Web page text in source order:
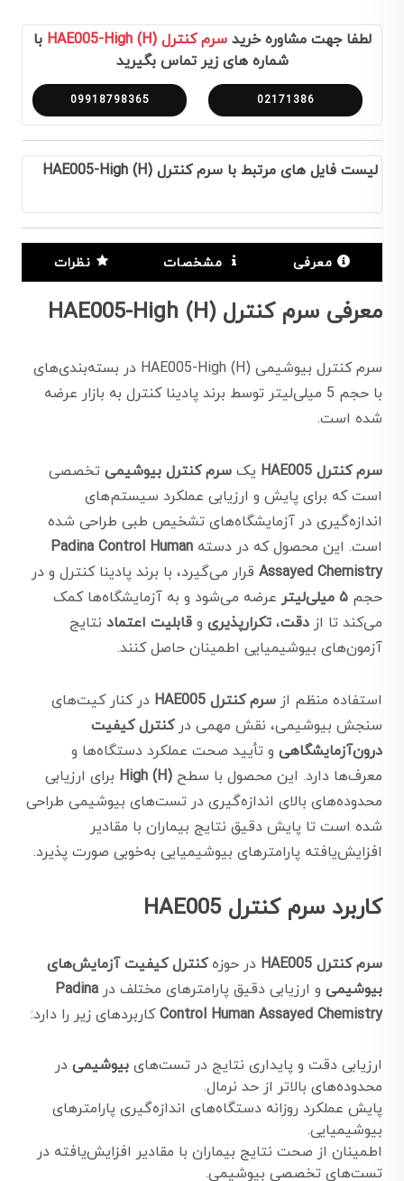
لطفا جهت مشاوره خریدسرم کنترل HAE005-High (H)
با
شماره های زیر تماس بگیرید
02171386
09918798365
لیست فایل های مرتبط با سرم کنترل HAE005-High (H)
معرفی مشخصات نظرات
معرفی سرم کنترل HAE005-High (H)
سرم کنترل بیوشیمی HAE005-High (H) در بسته‌بندی‌های
با حجم 5 میلی‌لیتر توسط برند پادینا کنترل به بازار عرضه
شده است.
سرم کنترل HAE005 یک سرم کنترل بیوشیمی تخصصی
است که برای پایش و ارزیابی عملکرد سیستم‌های
اندازه‌گیری در آزمایشگاه‌های تشخیص طبی طراحی شده
است. این محصول که در دسته Padina Control Human
Assayed Chemistry قرار می‌گیرد، با برند پادینا کنترل و در
حجم ۵ میلی‌لیتر
عرضه می‌شود و به آزمایشگاه‌ها کمک
می‌کند تا از دقت، تکرارپذیری و قابلیت اعتماد نتایج
آزمون‌های بیوشیمیایی اطمینان حاصل کنند.
استفاده منظم از سرم کنترل HAE005
در کنار کیت‌های
سنجش بیوشیمی، نقش مهمی درکنترل کیفیت
درون‌آزمایشگاهی و تأیید صحت عملکرد دستگاه‌ها و
معرف‌ها دارد. این محصول با سطح High (H) برای ارزیابی
محدوده‌های بالای اندازه‌گیری در تست‌های بیوشیمی طراحی
شده است تا پایش دقیق نتایج بیماران با مقادیر
افزایش‌یافته پارامترهای بیوشیمیایی به‌خوبی صورت پذیرد.
کاربرد سرم کنترل HAE005
سرم کنترل HAE005 در حوزهکنترل کیفیت آزمایش‌های
بیوشیمی و ارزیابی دقیق پارامترهای مختلف در Padina
Control Human Assayed Chemistryکاربردهای زیر را دارد:
ارزیابی دقت و پایداری نتایج در تست‌های بیوشیمی در
محدوده‌های بالاتر از حد نرمال.
پایش عملکرد روزانه دستگاه‌های اندازه‌گیری پارامترهای
بیوشیمیایی.
اطمینان از صحت نتایج بیماران با مقادیر افزایش‌یافته در
تست‌های تخصصی بیوشیمی.